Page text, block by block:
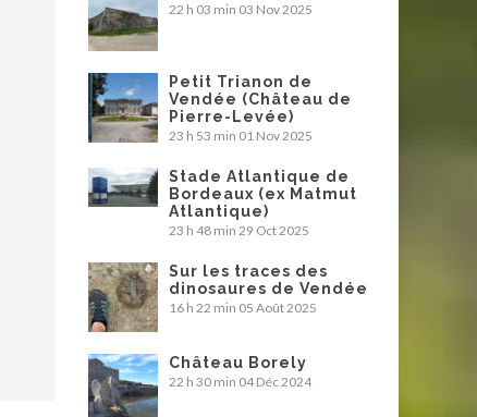
22 h 03 min 03 Nov 2025
Petit Trianon de
Vendée (Château de
Pierre-Levée)
23 h 53 min 01 Nov 2025
Stade Atlantique de
Bordeaux (ex Matmut
Atlantique)
23 h 48 min 29 Oct 2025
Sur les traces des
dinosaures de Vendée
16 h 22 min 05 Août 2025
Château Borely
22 h 30 min 04 Déc 2024